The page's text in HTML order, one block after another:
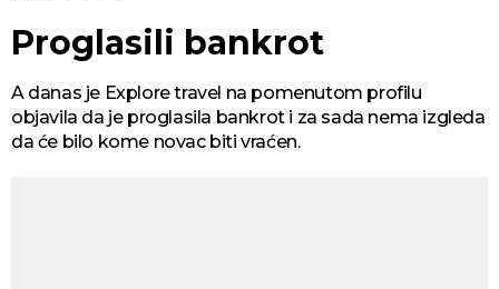
Proglasili bankrot
A danas je Explore travel na pomenutom profilu
objavila da je proglasila bankrot i za sada nema izgleda
da će bilo kome novac biti vraćen.